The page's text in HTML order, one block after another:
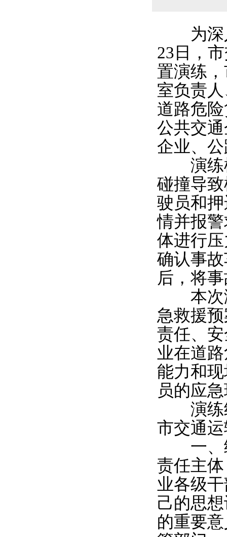
为深入
23日，
置演练
室负责
道路危
公共交
企业、
演练模
碰撞导
驶员和
情并报
体进行
确认事
后，将
本次演
急救援
责任、
业在道
能力和
员的应
演练结
市交通
一、统
责任主
业各级
己的思
的重要